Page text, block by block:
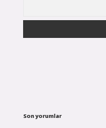
Son yorumlar